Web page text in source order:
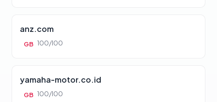
anz.com
GB 100/100
yamaha-motor.co.id
GB 100/100